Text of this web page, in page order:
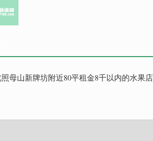
母山新牌坊附近80平租金8千以内的水果